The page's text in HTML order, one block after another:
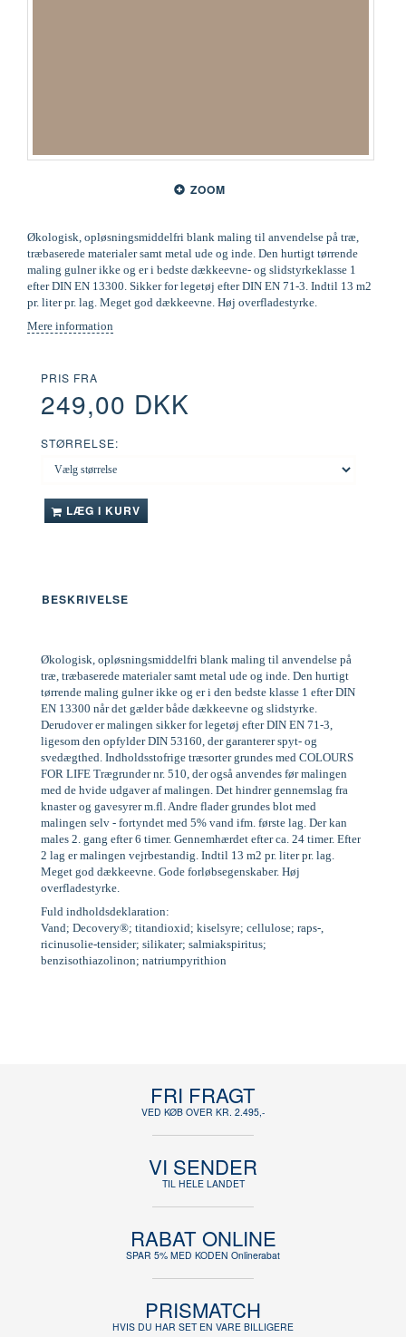
ZOOM
Økologisk, opløsningsmiddelfri blank maling til anvendelse på træ,
træbaserede materialer samt metal ude og inde. Den hurtigt tørrende
maling gulner ikke og er i bedste dækkeevne- og slidstyrkeklasse 1
efter DIN EN 13300. Sikker for legetøj efter DIN EN 71-3. Indtil 13 m2
pr. liter pr. lag. Meget god dækkeevne. Høj overfladestyrke.
Mere information
PRIS FRA
249,00 DKK
STØRRELSE:
LÆG I KURV
BESKRIVELSE
Økologisk, opløsningsmiddelfri blank maling til anvendelse på
træ, træbaserede materialer samt metal ude og inde. Den hurtigt
tørrende maling gulner ikke og er i den bedste klasse 1 efter DIN
EN 13300 når det gælder både dækkeevne og slidstyrke.
Derudover er malingen sikker for legetøj efter DIN EN 71-3,
ligesom den opfylder DIN 53160, der garanterer spyt- og
svedægthed. Indholdsstofrige træsorter grundes med COLOURS
FOR LIFE Trægrunder nr. 510, der også anvendes før malingen
med de hvide udgaver af malingen. Det hindrer gennemslag fra
knaster og gavesyrer m.fl. Andre flader grundes blot med
malingen selv - fortyndet med 5% vand ifm. første lag. Der kan
males 2. gang efter 6 timer. Gennemhærdet efter ca. 24 timer. Efter
2 lag er malingen vejrbestandig. Indtil 13 m2 pr. liter pr. lag.
Meget god dækkeevne. Gode forløbsegenskaber. Høj
overfladestyrke.
Fuld indholdsdeklaration:
Vand; Decovery®; titandioxid; kiselsyre; cellulose; raps-,
ricinusolie-tensider; silikater; salmiakspiritus;
benzisothiazolinon; natriumpyrithion
FRI FRAGT
VED KØB OVER KR. 2.495,-
VI SENDER
TIL HELE LANDET
RABAT ONLINE
SPAR 5% MED KODEN Onlinerabat
PRISMATCH
HVIS DU HAR SET EN VARE BILLIGERE